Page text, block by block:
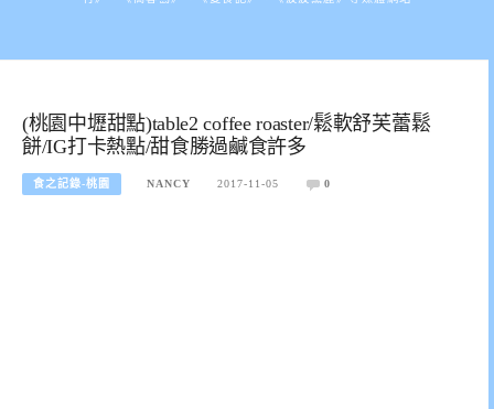
(桃園中壢甜點)table2 coffee roaster/鬆軟舒芙蕾鬆
餅/IG打卡熱點/甜食勝過鹹食許多
食之記錄-桃園 NANCY 2017-11-05 0